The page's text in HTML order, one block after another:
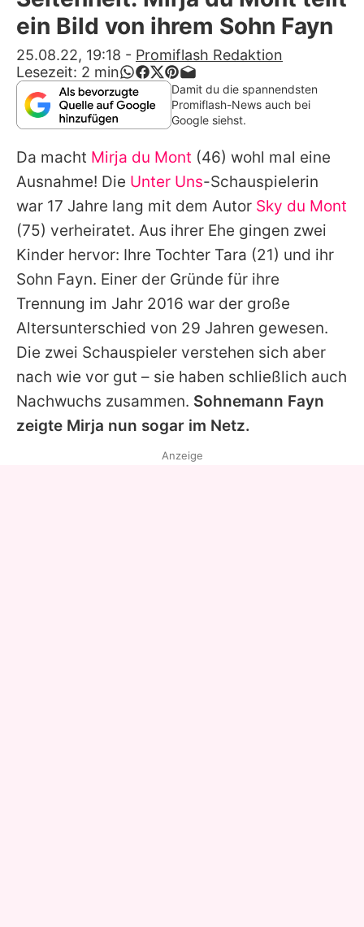
Alle Themen auf Promiflash
App runterladen
Team
Redaktionelle Richtlinien
Impressum
Datenschutzerklärung
Nutzungsbedingungen
Utiq verwalten
ein Bild von ihrem Sohn Fayn
25.08.22, 19:18 - Promiflash Redaktion
Lesezeit: 2 min
Damit du die spannendsten
Promiflash-News auch bei
Google siehst.
Da macht Mirja du Mont (46) wohl mal eine
Ausnahme! Die Unter Uns-Schauspielerin
war 17 Jahre lang mit dem Autor Sky du Mont
(75) verheiratet. Aus ihrer Ehe gingen zwei
Kinder hervor: Ihre Tochter Tara (21) und ihr
Sohn Fayn. Einer der Gründe für ihre
Trennung im Jahr 2016 war der große
Altersunterschied von 29 Jahren gewesen.
Die zwei Schauspieler verstehen sich aber
nach wie vor gut – sie haben schließlich auch
Nachwuchs zusammen. Sohnemann Fayn
zeigte Mirja nun sogar im Netz.
Anzeige